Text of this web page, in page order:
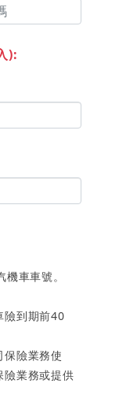
):
車車號。
險到期前40
保險業務使
險業務或提供